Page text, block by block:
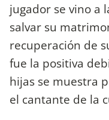
jugador se vino a
salvar su
recuperación de
fue la positiva
hijas se muestra
el cantante de la